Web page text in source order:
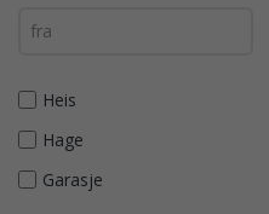
Heis
Hage
Garasje